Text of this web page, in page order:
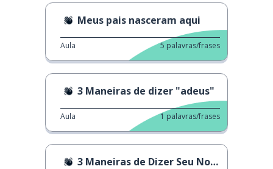
Meus pais nasceram aqui
Aula 5 palavras/frases
3 Maneiras de dizer "adeus"
Aula 1 palavras/frases
3 Maneiras de Dizer Seu Nome